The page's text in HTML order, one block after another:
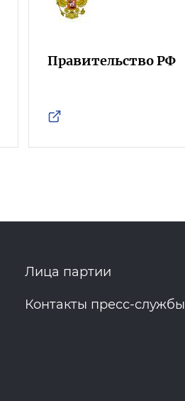
Правительство РФ
Лица партии
Контакты пресс-службы